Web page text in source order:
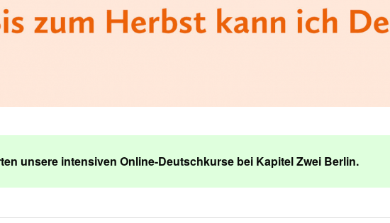
unsere intensiven Online-Deutschkurse bei Kapitel Zwei Berlin.